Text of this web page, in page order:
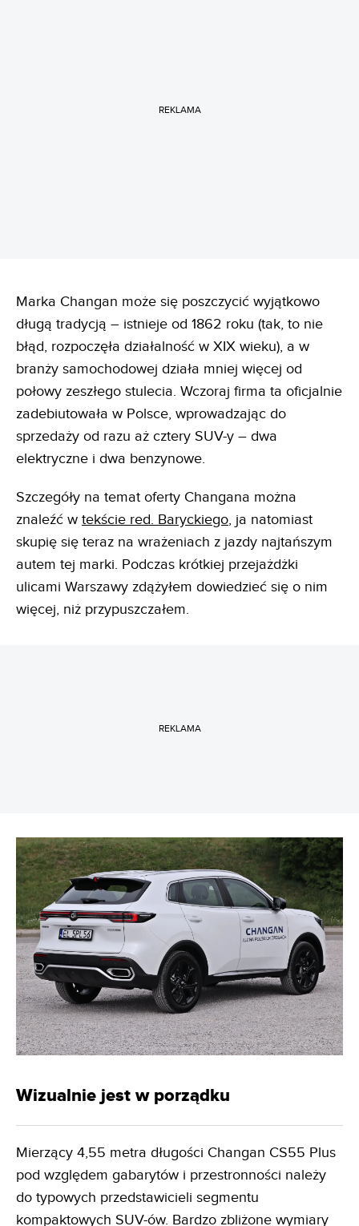
REKLAMA
Marka Changan może się poszczycić wyjątkowo
długą tradycją – istnieje od 1862 roku (tak, to nie
błąd, rozpoczęła działalność w XIX wieku), a w
branży samochodowej działa mniej więcej od
połowy zeszłego stulecia. Wczoraj firma ta oficjalnie
zadebiutowała w Polsce, wprowadzając do
sprzedaży od razu aż cztery SUV-y – dwa
elektryczne i dwa benzynowe.
Szczegóły na temat oferty Changana można
znaleźć w tekście red. Baryckiego, ja natomiast
skupię się teraz na wrażeniach z jazdy najtańszym
autem tej marki. Podczas krótkiej przejażdżki
ulicami Warszawy zdążyłem dowiedzieć się o nim
więcej, niż przypuszczałem.
REKLAMA
Wizualnie jest w porządku
Mierzący 4,55 metra długości Changan CS55 Plus
pod względem gabarytów i przestronności należy
do typowych przedstawicieli segmentu
kompaktowych SUV-ów. Bardzo zbliżone wymiary